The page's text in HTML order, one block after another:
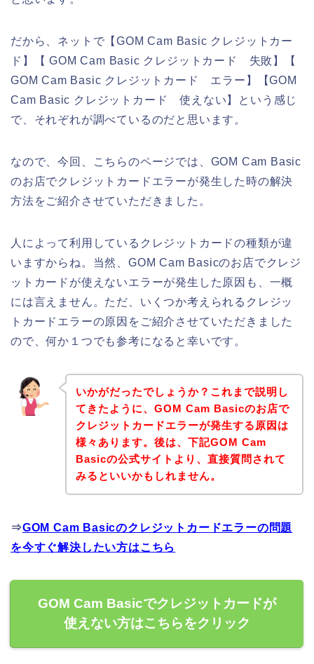
だから、ネットで【GOM Cam Basic クレジットカー
ド】【 GOM Cam Basic クレジットカード 失敗】【
GOM Cam Basic クレジットカード エラー】【GOM
Cam Basic クレジットカード 使えない】という感じ
で、それぞれが調べているのだと思います。
なので、今回、こちらのページでは、GOM Cam Basic
のお店でクレジットカードエラーが発生した時の解決
方法をご紹介させていただきました。
人によって利用しているクレジットカードの種類が違
いますからね。当然、GOM Cam Basicのお店でクレジ
ットカードが使えないエラーが発生した原因も、一概
には言えません。ただ、いくつか考えられるクレジッ
トカードエラーの原因をご紹介させていただきました
ので、何か１つでも参考になると幸いです。
いかがだったでしょうか？これまで説明し
てきたように、GOM Cam Basicのお店で
クレジットカードエラーが発生する原因は
様々あります。後は、下記GOM Cam
Basicの公式サイトより、直接質問されて
みるといいかもしれません。
⇒GOM Cam Basicのクレジットカードエラーの問題
を今すぐ解決したい方はこちら
GOM Cam Basicでクレジットカードが
使えない方はこちらをクリック